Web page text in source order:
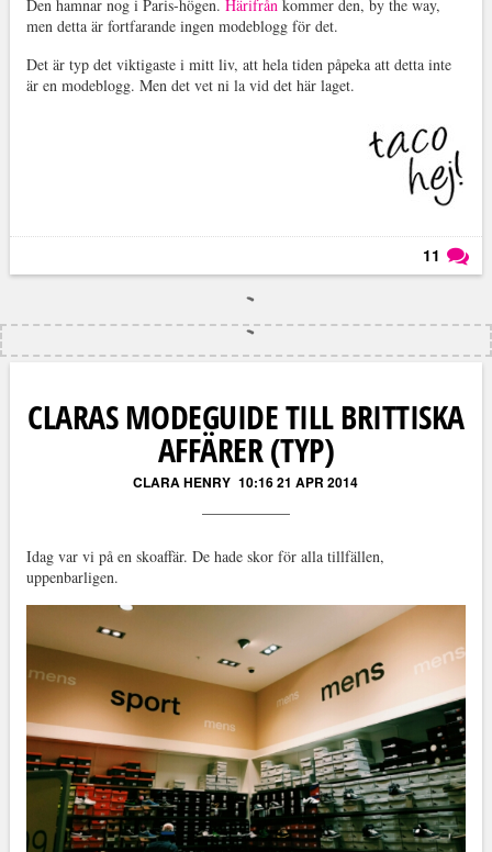
Den hamnar nog i Paris-högen. Härifrånkommer den, by the way,
men detta är fortfarande ingen modeblogg för det.
Det är typ det viktigaste i mitt liv, att hela tiden påpeka att detta inte
är en modeblogg. Men det vet ni la vid det här laget.
11
CLARAS MODEGUIDE TILL BRITTISKA
AFFÄRER (TYP)
CLARA HENRY 10:16 21 APR 2014
Idag var vi på en skoaffär. De hade skor för alla tillfällen,
uppenbarligen.